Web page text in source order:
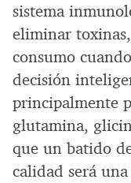
sistema
eliminar
consumo
decisión
principalmente
glutamina,
que un batido
calidad será